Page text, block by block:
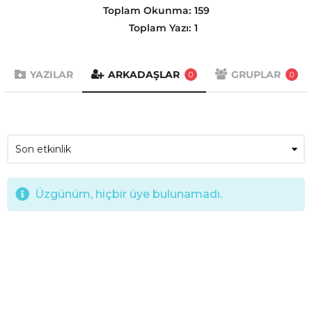
Toplam Okunma: 159
Toplam Yazı: 1
YAZILAR ARKADAŞLAR 0 GRUPLAR 0
Üzgünüm, hiçbir üye bulunamadı.